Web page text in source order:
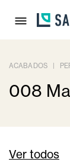
ACABADOS
008
Ver todos